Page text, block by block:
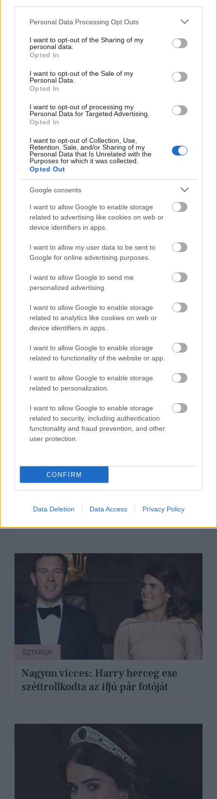
Please note that this website/app uses one or more Google
not limited to your visit or usage behaviour. You may click to
grant or deny consent to Google and its third-party tags to
use your data for below specified purposes in below Google
consent section.
Personal Data Processing Opt Outs
I want to opt-out of the Sharing of my
personal data.
Opted In
I want to opt-out of the Sale of my
Personal Data.
Opted In
I want to opt-out of processing my
Personal Data for Targeted Advertising.
Opted In
I want to opt-out of Collection, Use,
Retention, Sale, and/or Sharing of my
Personal Data that Is Unrelated with the
Purposes for which it was collected.
Opted Out
Google consents
I want to allow Google to enable storage
related to advertising like cookies on web or
device identifiers in apps.
I want to allow my user data to be sent to
Google for online advertising purposes.
I want to allow Google to send me
personalized advertising.
I want to allow Google to enable storage
related to analytics like cookies on web or
device identifiers in apps.
I want to allow Google to enable storage
related to functionality of the website or app.
I want to allow Google to enable storage
related to personalization.
I want to allow Google to enable storage
related to security, including authentication
functionality and fraud prevention, and other
user protection.
CONFIRM
Data Deletion Data Access Privacy Policy
SZTÁRHÍREK
Meghan Markle gyakorlatilag
tönkretette Eugénia hercegnő
SZTÁRHÍREK
Igen, a királyi család tagjai is
csókolóznak! 10 nagyon intim fotó,
amitől bárki zavarba jönne
SZTÁRHÍREK
Eugénia hercegnő második babáját
várja – így változik a trónöröklési
SZTÁROK
Nagyon vicces: Harry herceg exe
széttrollkodta az ifjú pár fotóját